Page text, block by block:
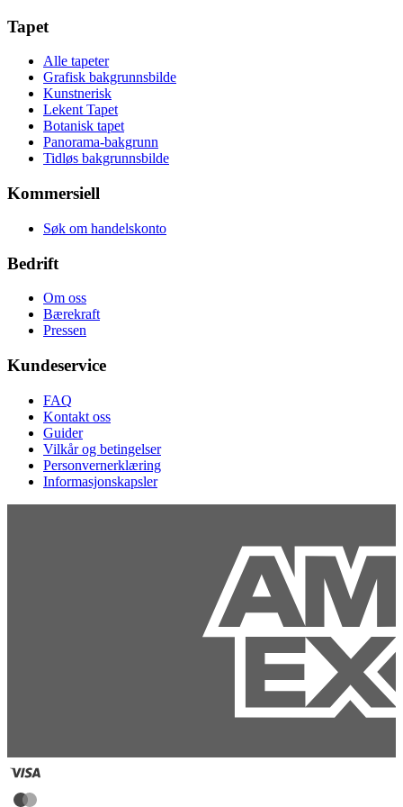
Tapet
Alle tapeter
Grafisk bakgrunnsbilde
Kunstnerisk
Lekent Tapet
Botanisk tapet
Panorama-bakgrunn
Tidløs bakgrunnsbilde
Kommersiell
Søk om handelskonto
Bedrift
Om oss
Bærekraft
Pressen
Kundeservice
FAQ
Kontakt oss
Guider
Vilkår og betingelser
Personvernerklæring
Informasjonskapsler